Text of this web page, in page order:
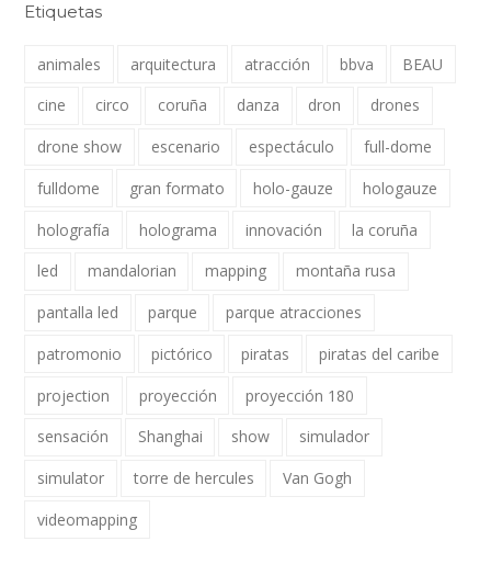
Etiquetas
animales arquitectura atracción bbva
BEAU
cine
circo coruña danza dron
drones
drone show
escenario espectáculo
full-dome
fulldome
gran formato holo-gauze
hologauze
holografía
holograma innovación
la coruña
led
mandalorian mapping
montaña rusa
pantalla led
parque
parque atracciones
patromonio
pictórico piratas
piratas del caribe
projection
proyección
proyección 180
sensación
Shanghai show
simulador
simulator
torre de hercules
Van Gogh
videomapping